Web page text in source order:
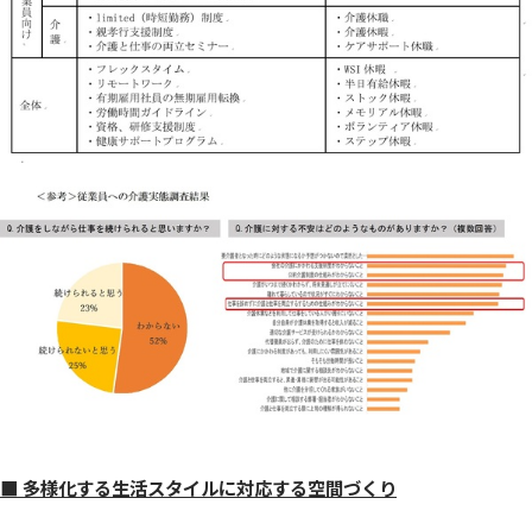
■ 多様化する生活スタイルに対応する空間づくり